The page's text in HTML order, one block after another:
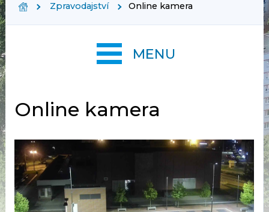
Zpravodajství Online kamera
Online kamera
MENU